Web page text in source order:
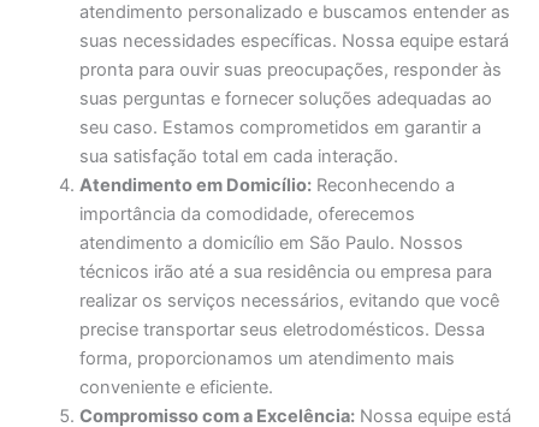
atendimento personalizado e buscamos entender as
suas necessidades específicas. Nossa equipe estará
pronta para ouvir suas preocupações, responder às
suas perguntas e fornecer soluções adequadas ao
seu caso. Estamos comprometidos em garantir a
sua satisfação total em cada interação.
Atendimento em Domicílio: Reconhecendo a
importância da comodidade, oferecemos
atendimento a domicílio em São Paulo. Nossos
técnicos irão até a sua residência ou empresa para
realizar os serviços necessários, evitando que você
precise transportar seus eletrodomésticos. Dessa
forma, proporcionamos um atendimento mais
conveniente e eficiente.
Compromisso com a Excelência: Nossa equipe está